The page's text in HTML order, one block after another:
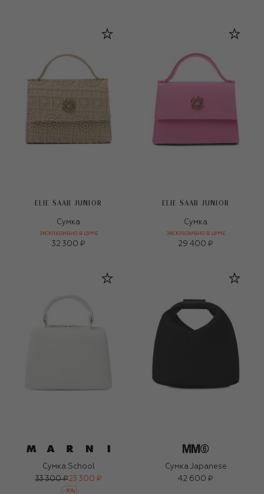
ELIE SAAB JUNIOR
Сумка
ЭКСКЛЮЗИВНО В ЦУМЕ
32 300 ₽
ELIE SAAB JUNIOR
Сумка
ЭКСКЛЮЗИВНО В ЦУМЕ
29 400 ₽
Сумка School
33 300 ₽23 300 ₽
-30%
Сумка Japanese
42 600 ₽